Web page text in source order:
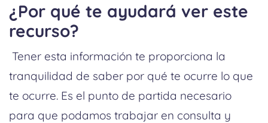
¿Por qué te ayudará ver este
recurso?
Tener esta información te proporciona la
tranquilidad de saber por qué te ocurre lo que
te ocurre. Es el punto de partida necesario
para que podamos trabajar en consulta y